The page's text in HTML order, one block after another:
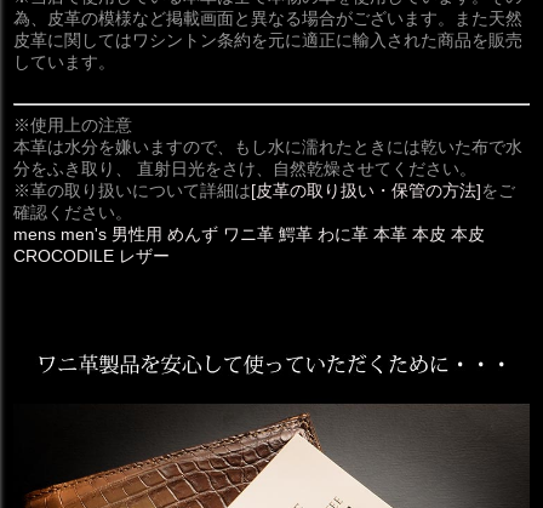
為、皮革の模様など掲載画面と異なる場合がございます。また天然
皮革に関してはワシントン条約を元に適正に輸入された商品を販売
しています。
※使用上の注意
本革は水分を嫌いますので、もし水に濡れたときには乾いた布で水
分をふき取り、 直射日光をさけ、自然乾燥させてください。
※革の取り扱いについて詳細は[皮革の取り扱い・保管の方法]をご
確認ください。
mens men's 男性用 めんず ワニ革 鰐革 わに革 本革 本皮 本皮
CROCODILE レザー